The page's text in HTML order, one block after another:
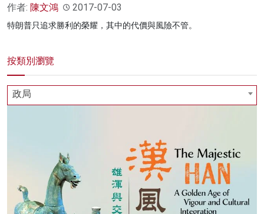
作者: 陳文鴻 2017-07-03
特朗普只追求勝利的榮耀，其中的代價與風險不管。
按類別瀏覽
政局